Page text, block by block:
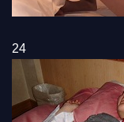
24